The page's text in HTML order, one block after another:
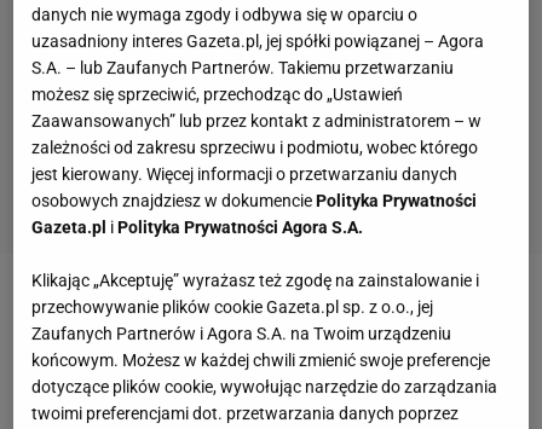
Goście od początku grali dużo lepiej i szukali
sposobu na dobre rozpoczęcie meczu. Ostatecznie
udało się to dopiero w 39. minucie, kiedy to Edin
Dżeko wziął na siebie jednego z obrońców, dograł
danych nie wymaga zgody i odbywa się w oparciu o
uzasadniony interes Gazeta.pl, jej spółki powiązanej – Agora
S.A. – lub Zaufanych Partnerów. Takiemu przetwarzaniu
możesz się sprzeciwić, przechodząc do „Ustawień
Zaawansowanych” lub przez kontakt z administratorem – w
zależności od zakresu sprzeciwu i podmiotu, wobec którego
jest kierowany. Więcej informacji o przetwarzaniu danych
osobowych znajdziesz w dokumenciePolityka Prywatności
Gazeta.pl iPolityka Prywatności Agora S.A.
Klikając „Akceptuję” wyrażasz też zgodę na zainstalowanie i
przechowywanie plików cookie Gazeta.pl sp. z o.o., jej
Zaufanych Partnerów i Agora S.A. na Twoim urządzeniu
końcowym. Możesz w każdej chwili zmienić swoje preferencje
dotyczące plików cookie, wywołując narzędzie do zarządzania
twoimi preferencjami dot. przetwarzania danych poprzez